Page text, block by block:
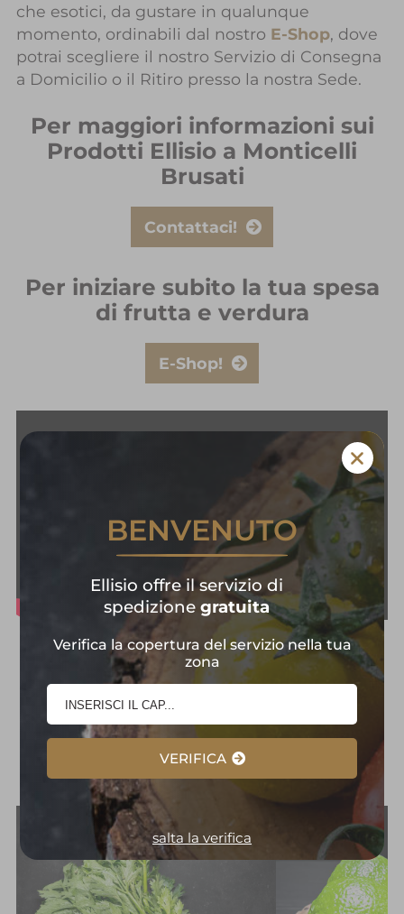
che esotici, da gustare in qualunque
momento, ordinabili dal nostro E-Shop, dove
potrai scegliere il nostro Servizio di Consegna
a Domicilio o il Ritiro presso la nostra Sede.
Per maggiori informazioni sui
Prodotti Ellisio a Monticelli
Brusati
Contattaci!
Per iniziare subito la tua spesa
di frutta e verdura
E-Shop!
Frutta e Verdura in
Primo Piano:
Selezione
d'Eccellenza
BENVENUTO
Ellisio offre il servizio di
spedizione gratuita
Verifica la copertura del servizio nella tua
zona
VERIFICA
salta la verifica